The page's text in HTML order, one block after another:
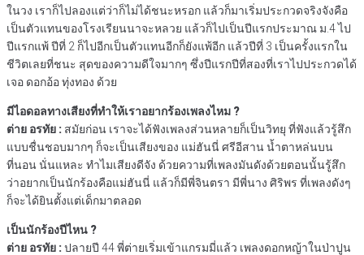
ในวง เราก็ไปลองแต่ว่าก็ไม่ได้ชนะหรอก แล้วก็มาเริ่มประกวดจริงจังคือ
เป็นตัวแทนของโรงเรียนนาจะหลวย แล้วก็ไปเป็นปีแรกประมาณ ม.4 ไป
ปีแรกแพ้ ปีที่ 2 ก็ไปอีกเป็นตัวแทนอีกก็ยังแพ้อีก แล้วปีที่ 3 เป็นครั้งแรกใน
ชีวิตเลยที่ชนะ สุดของความดีใจมากๆ ซึ่งปีแรกปีที่สองที่เราไปประกวดได้
เจอ ดอกอ้อ ทุ่งทอง ด้วย
มีไอดอลทางเสียงที่ทำให้เราอยากร้องเพลงไหม ?
ต่าย อรทัย : สมัยก่อน เราจะได้ฟังเพลงส่วนหลายก็เป็นวิทยุ ที่ฟังแล้วรู้สึก
แบบชื่นชอบมากๆ ก็จะเป็นเสียงของ แม่ฮันนี่ ศรีอีสาน น้ำตาหล่นบน
ที่นอน นั่นแหละ ทำไมเสียงดีจัง ด้วยความที่เพลงมันดังด้วยตอนนั้นรู้สึก
ว่าอยากเป็นนักร้องคือแม่ฮันนี่ แล้วก็มีพี่จินตรา มีพี่นาง ศิริพร ที่เพลงดังๆ
ก็จะได้ยินตั้งแต่เด็กมาตลอด
เป็นนักร้องปีไหน ?
ต่าย อรทัย :ปลายปี 44 พี่ต่ายเริ่มเข้าแกรมมี่แล้ว เพลงดอกหญ้าในป่าปูน